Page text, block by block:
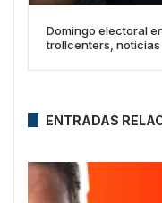
Domingo electoral
trollcenters,
ENTRADAS